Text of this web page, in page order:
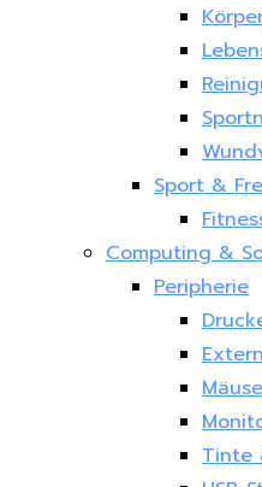
Sport &
Computing &
Peripherie
Tinte